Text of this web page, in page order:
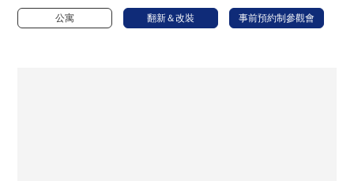
公寓 翻新＆改裝 事前預約制參觀會